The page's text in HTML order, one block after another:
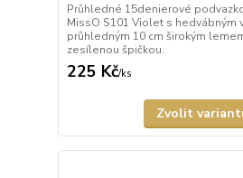
Průhledné 15denierové
MissO S101 Violet s hedvábným
průhledným 10 cm širokým
zesílenou špičkou.
225 Kč/ks
Zvolit